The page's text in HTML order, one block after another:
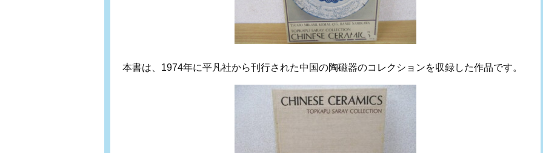
本書は、1974年に平凡社から刊行された中国の陶磁器のコレクションを収録した作品です。